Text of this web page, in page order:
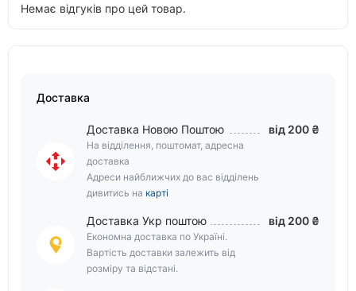
Немає відгуків про цей товар.
Доставка
Доставка Новою Поштою
На відділення, поштомат, адресна
доставка
Адреси найближчих до вас відділень
дивитись на карті
від 200 ₴
Доставка Укр поштою
Економна доставка по Україні.
Вартість доставки залежить від
розміру та відстані.
від 200 ₴